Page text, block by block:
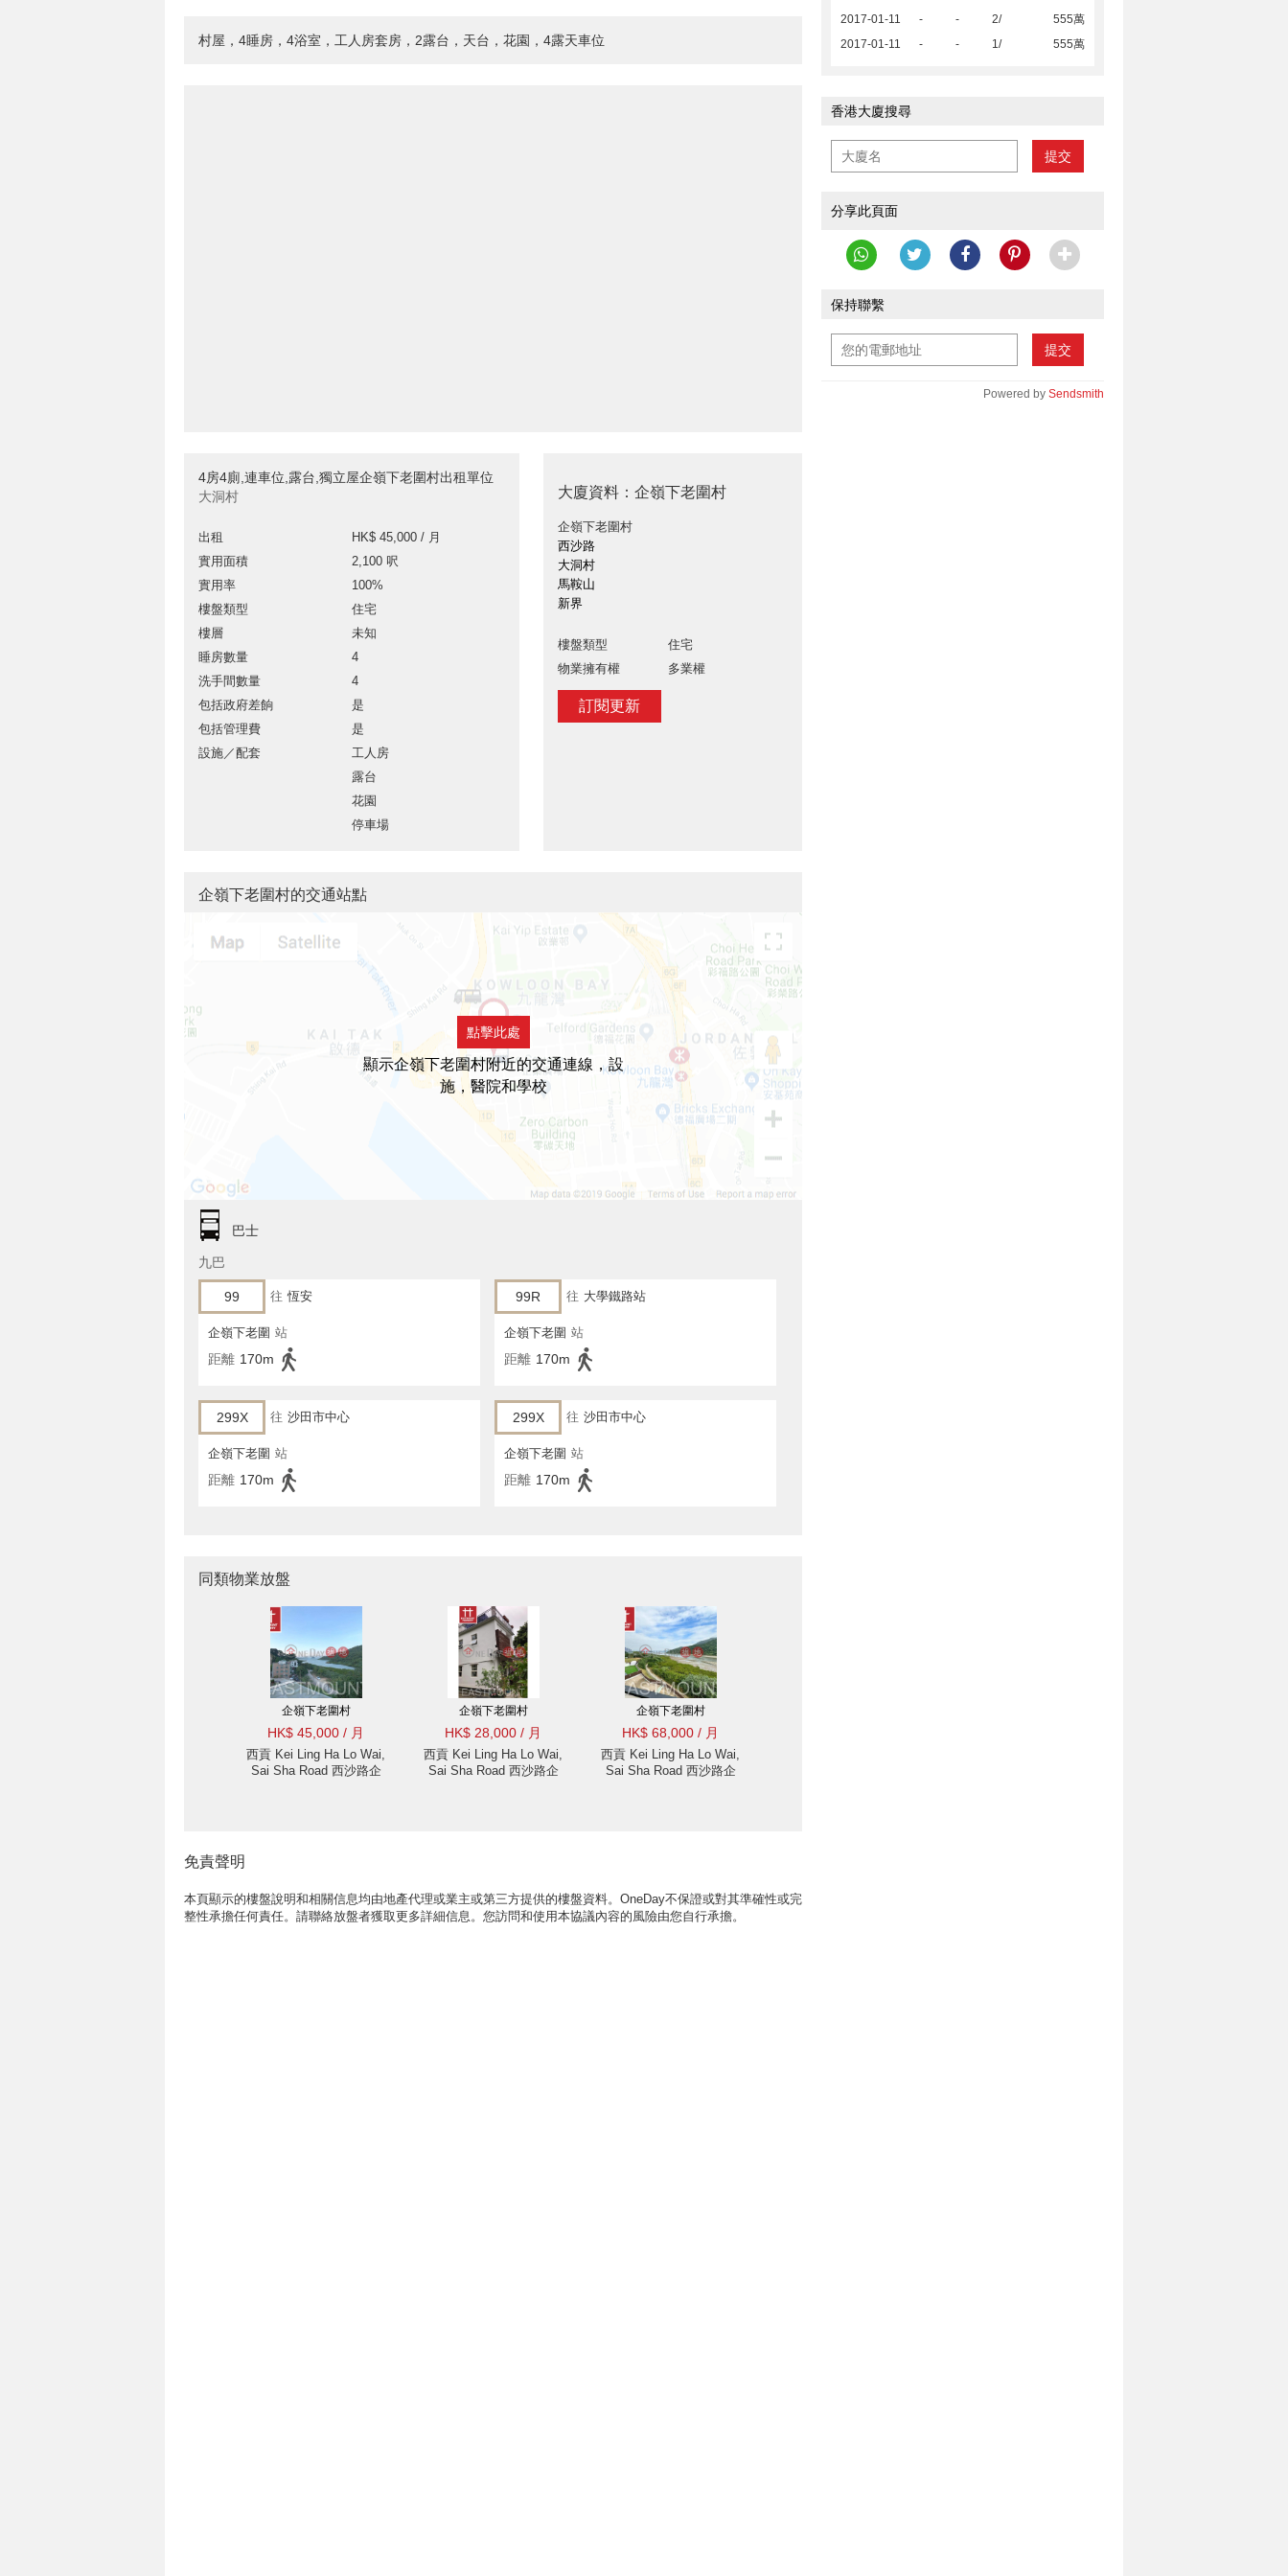
村屋，4睡房，4浴室，工人房套房，2露台，天台，花園，4露天車位
4房4廁,連車位,露台,獨立屋企嶺下老圍村出租單位
大洞村
出租
HK$ 45,000 / 月
實用面積
2,100 呎
實用率
100%
樓盤類型
住宅
樓層
未知
睡房數量
4
洗手間數量
4
包括政府差餉
是
包括管理費
是
設施／配套
工人房
露台
花園
停車場
大廈資料：企嶺下老圍村
企嶺下老圍村
西沙路
大洞村
馬鞍山
新界
樓盤類型
住宅
物業擁有權
多業權
訂閱更新
2017-01-11
- - 2/
555萬
2017-01-11
- - 1/ 555萬
香港大廈搜尋
提交
分享此頁面
保持聯繫
提交
Powered by Sendsmith
企嶺下老圍村的交通站點
點擊此處
顯示企嶺下老圍村附近的交通連線，設
施，醫院和學校
巴士
九巴
99 往 恆安
企嶺下老圍 站
距離 170m
99R 往 大學鐵路站
企嶺下老圍 站
距離 170m
299X 往 沙田市中心
企嶺下老圍 站
距離 170m
299X 往 沙田市中心
企嶺下老圍 站
距離 170m
同類物業放盤
企嶺下老圍村
HK$ 45,000 / 月
西貢 Kei Ling Ha Lo Wai,
Sai Sha Road 西沙路企
企嶺下老圍村
HK$ 28,000 / 月
西貢 Kei Ling Ha Lo Wai,
Sai Sha Road 西沙路企
企嶺下老圍村
HK$ 68,000 / 月
西貢 Kei Ling Ha Lo Wai,
Sai Sha Road 西沙路企
免責聲明
本頁顯示的樓盤說明和相關信息均由地產代理或業主或第三方提供的樓盤資料。OneDay不保證或對其準確性或完
整性承擔任何責任。請聯絡放盤者獲取更多詳細信息。您訪問和使用本協議內容的風險由您自行承擔。